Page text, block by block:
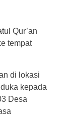
Qur’an
tempat
di lokasi
kepada
Desa